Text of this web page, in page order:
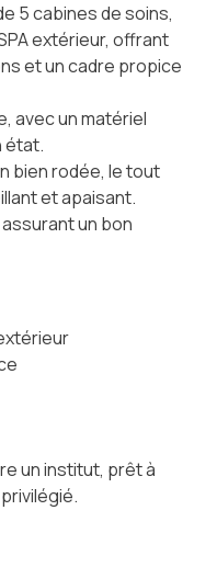
5 cabines de soins,
extérieur, offrant
et un cadre propice
avec un matériel
état.
bien rodée, le tout
et apaisant.
un bon
un institut, prêt à